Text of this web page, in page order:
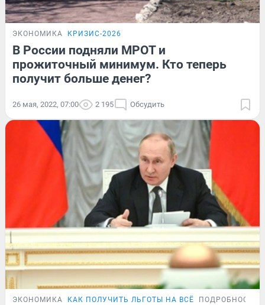
ЭКОНОМИКА КРИЗИС-2026
В России подняли МРОТ и
прожиточный минимум. Кто теперь
получит больше денег?
26 мая, 2022, 07:00 2 195 Обсудить
ЭКОНОМИКА КАК ПОЛУЧИТЬ ЛЬГОТЫ НА ВСЁ ПОДРОБНОСТИ